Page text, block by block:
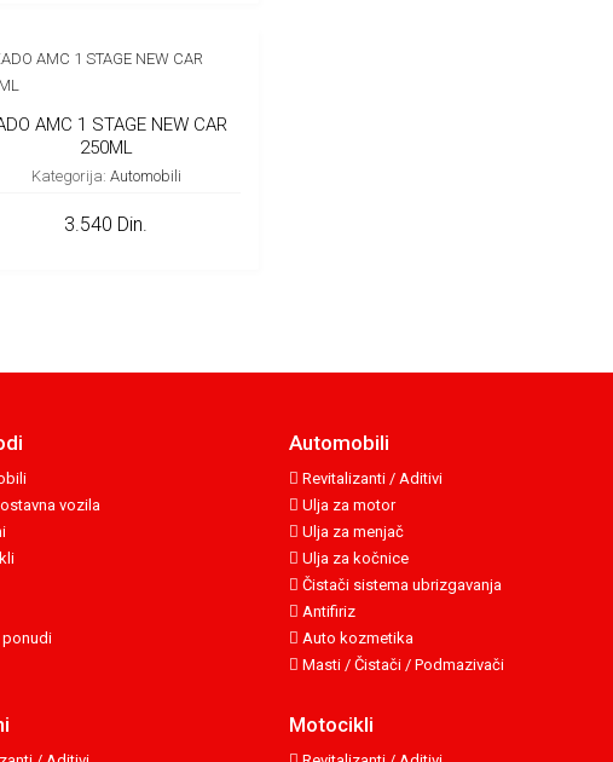
AMC 1 STAGE NEW CAR
250ML
Kategorija: Automobili
3.540 Din.
vozila
Automobili
Revitalizanti / Aditivi
Ulja za motor
Ulja za menjač
Ulja za kočnice
Čistači sistema ubrizgavanja
Antifiriz
Auto kozmetika
Masti / Čistači / Podmazivači
Motocikli